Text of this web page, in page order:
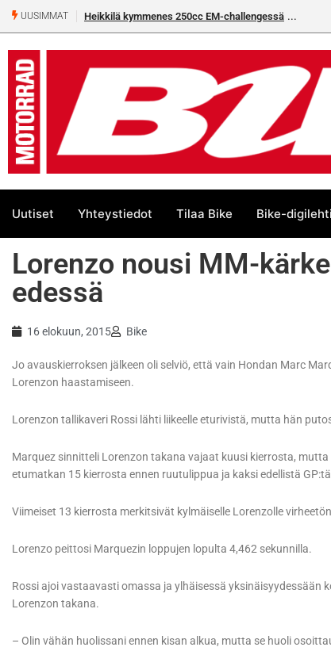
UUSIMMAT Heikkilä kymmenes 250cc EM-challengessä
Uutiset Yhteystiedot Tilaa Bike Bike-digilehti
Lorenzo nousi MM-
edessä
16 elokuun, 2015 Bike
Jo avauskierroksen jälkeen oli selviö, että vain Hondan Marc
Lorenzon haastamiseen.
Lorenzon tallikaveri Rossi lähti liikeelle eturivistä, mutta hän
Marquez sinnitteli Lorenzon takana vajaat kuusi kierrosta,
etumatkan 15 kierrosta ennen ruutulippua ja kaksi edellistä
Viimeiset 13 kierrosta merkitsivät kylmäiselle Lorenzolle
Lorenzo peittosi Marquezin loppujen lopulta 4,462 sekunnilla.
Rossi ajoi vastaavasti omassa ja ylhäisessä
Lorenzon takana.
– Olin vähän huolissani ennen kisan alkua, mutta se huoli